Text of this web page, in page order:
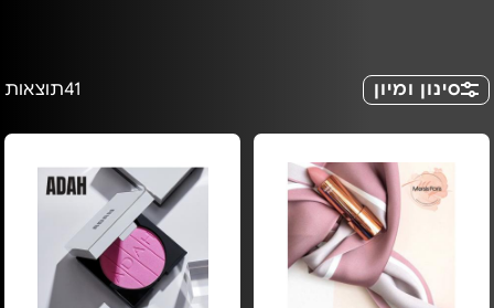
סינון ומיון 41תוצאות